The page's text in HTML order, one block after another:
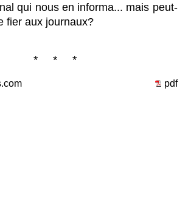
qui nous en informa... mais peut-
fier aux journaux?
* * *
pdf